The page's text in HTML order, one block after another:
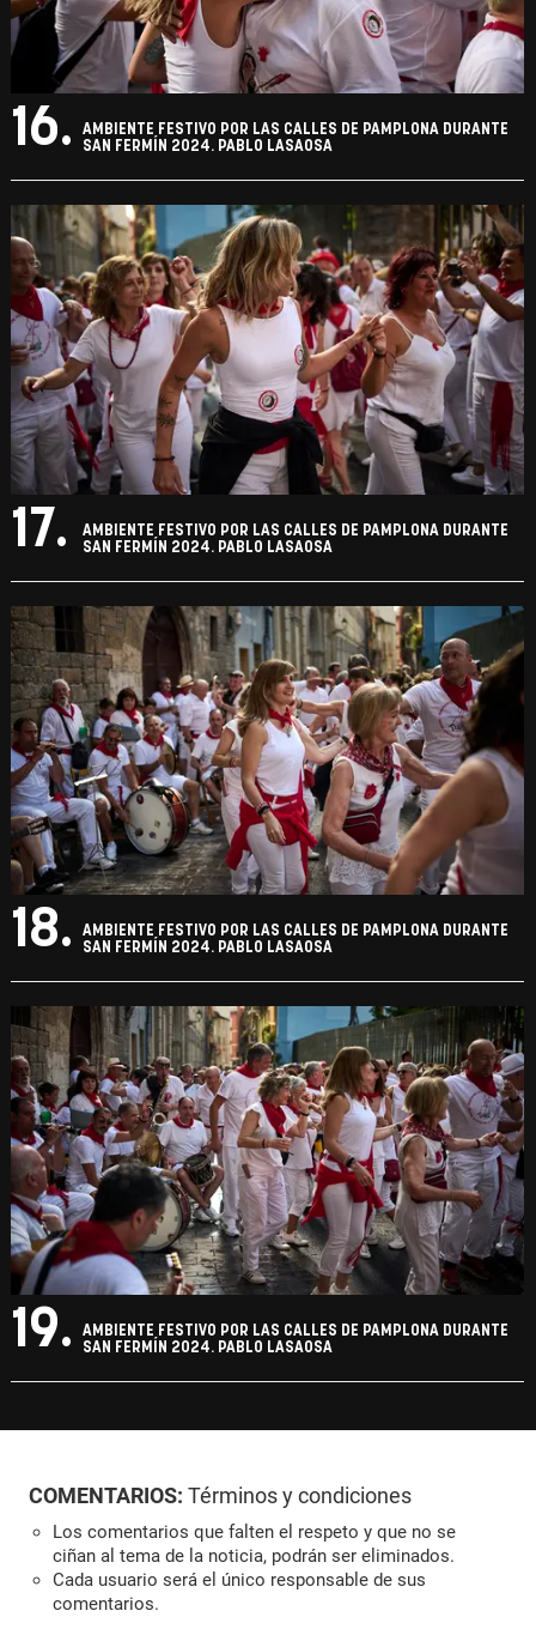
16.
AMBIENTE FESTIVO POR LAS CALLES DE PAMPLONA DURANTE
SAN FERMÍN 2024. PABLO LASAOSA
17.
AMBIENTE FESTIVO POR LAS CALLES DE PAMPLONA DURANTE
SAN FERMÍN 2024. PABLO LASAOSA
18.
AMBIENTE FESTIVO POR LAS CALLES DE PAMPLONA DURANTE
SAN FERMÍN 2024. PABLO LASAOSA
19.
AMBIENTE FESTIVO POR LAS CALLES DE PAMPLONA DURANTE
SAN FERMÍN 2024. PABLO LASAOSA
COMENTARIOS: Términos y condiciones
Los comentarios que falten el respeto y que no se
ciñan al tema de la noticia, podrán ser eliminados.
Cada usuario será el único responsable de sus
comentarios.